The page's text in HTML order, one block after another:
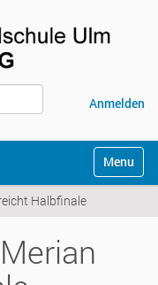
Anmelden
Toggle
Halbfinale